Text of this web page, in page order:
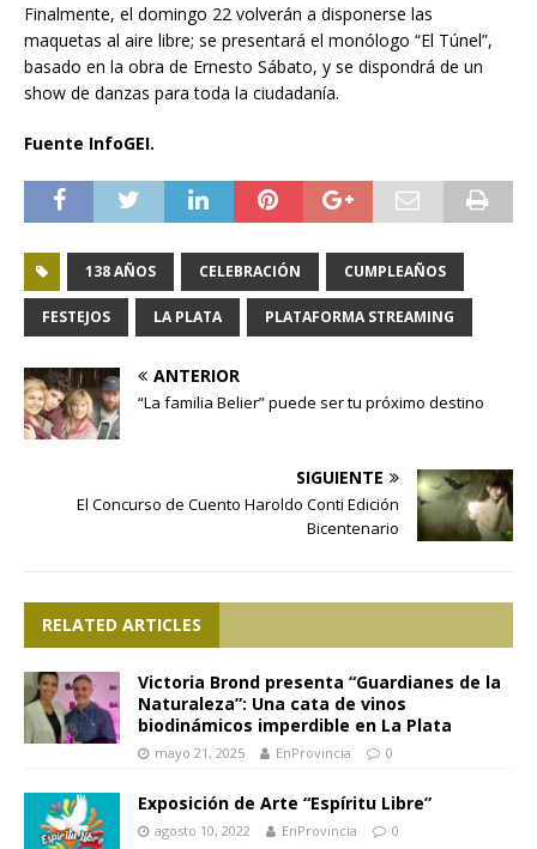
Finalmente, el domingo 22 volverán a disponerse las
maquetas al aire libre; se presentará el monólogo “El Túnel”,
basado en la obra de Ernesto Sábato, y se dispondrá de un
show de danzas para toda la ciudadanía.
Fuente InfoGEI.
138 AÑOS CELEBRACIÓN CUMPLEAÑOS
FESTEJOS LA PLATA PLATAFORMA STREAMING
ANTERIOR
“La familia Belier” puede ser tu próximo destino
SIGUIENTE
El Concurso de Cuento Haroldo Conti Edición
Bicentenario
RELATED ARTICLES
Victoria Brond presenta “Guardianes de la
Naturaleza”: Una cata de vinos
biodinámicos imperdible en La Plata
mayo 21, 2025 EnProvincia 0
Exposición de Arte “Espíritu Libre”
agosto 10, 2022 EnProvincia 0